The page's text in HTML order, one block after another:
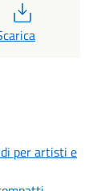
per artisti e